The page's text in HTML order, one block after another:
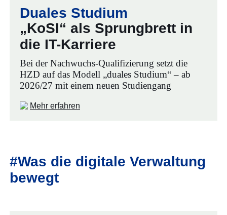
Duales Studium
„KoSI“ als Sprungbrett in
die IT-Karriere
Bei der Nachwuchs-Qualifizierung setzt die
HZD auf das Modell „duales Studium“ – ab
2026/27 mit einem neuen Studiengang
Mehr erfahren
#Was die digitale Verwaltung
bewegt